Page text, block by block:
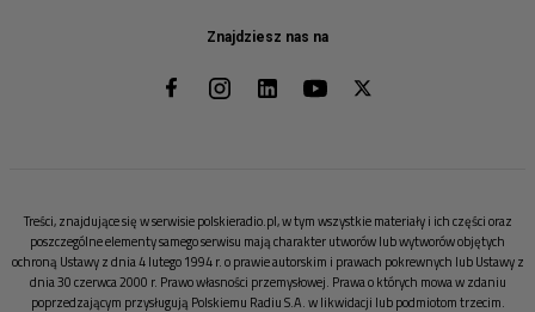
Znajdziesz nas na
Treści, znajdujące się w serwisie polskieradio.pl, w tym wszystkie materiały i ich części oraz
poszczególne elementy samego serwisu mają charakter utworów lub wytworów objętych
ochroną Ustawy z dnia 4 lutego 1994 r. o prawie autorskim i prawach pokrewnych lub Ustawy z
dnia 30 czerwca 2000 r. Prawo własności przemysłowej. Prawa o których mowa w zdaniu
poprzedzającym przysługują Polskiemu Radiu S.A. w likwidacji lub podmiotom trzecim.